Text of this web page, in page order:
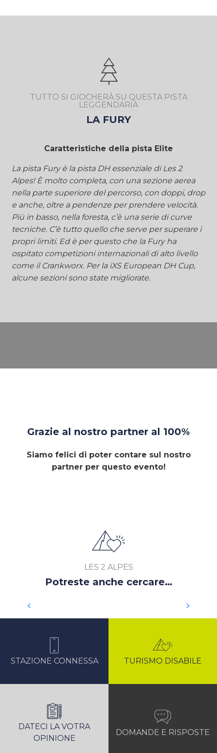
TUTTO SI GIOCHERÀ SU QUESTA PISTA
LEGGENDARIA
LA FURY
Caratteristiche della pista Elite
La pista Fury è la pista DH essenziale di Les 2
Alpes! È molto completa, con una sezione aerea
nella parte superiore del percorso, con doppi, drop
e anche, oltre a pendenze per prendere velocità.
Più in basso, nella foresta, c’è una serie di curve
tecniche. C’è tutto quello che serve per superare i
propri limiti. Ed è per questo che la Fury ha
ospitato competizioni internazionali di alto livello
come il Crankworx. Per la iXS European DH Cup,
alcune sezioni sono state migliorate.
Grazie al nostro partner al 100%
Siamo felici di poter contare sul nostro
partner per questo evento!
LES 2 ALPES
Potreste anche cercare…
PRATICARE LA MOUNTAIN BIKE
STAZIONE CONNESSA TURISMO DISABILE
DATECI LA VOTRA
OPINIONE
DOMANDE E RISPOSTE